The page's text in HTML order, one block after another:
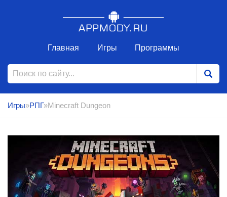
Главная Игры Программы
Игры»РПГ»Minecraft Dungeon